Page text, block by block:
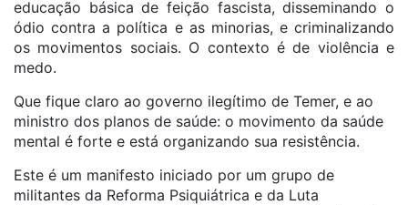
educação básica de feição fascista, disseminando o
ódio contra a política e as minorias, e criminalizando
os movimentos sociais. O contexto é de violência e
medo.
Que fique claro ao governo ilegítimo de Temer, e ao
ministro dos planos de saúde: o movimento da saúde
mental é forte e está organizando sua resistência.
Este é um manifesto iniciado por um grupo de
militantes da Reforma Psiquiátrica e da Luta